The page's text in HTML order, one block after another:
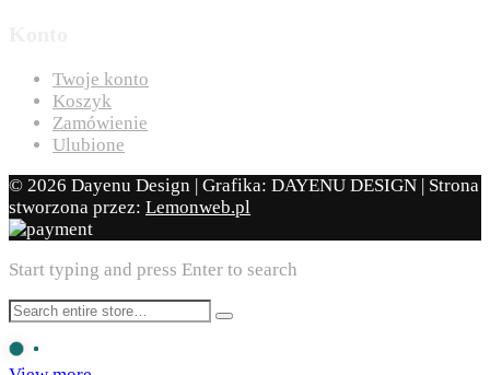
Twoje konto
Koszyk
Zamówienie
Ulubione
© 2026 Dayenu Design | Grafika: DAYENU DESIGN | Strona
stworzona przez: Lemonweb.pl
Start typing and press Enter to search